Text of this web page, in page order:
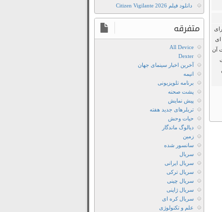
ای
آن‌
2021
دانلود
دوبله
فارسی
فیلم
The
Stairs
2021
دانلود
رايگان
فيلم
The
Stairs
2021
دانلود
زیرنویس
فارسی
فیلم
دانلود فیلم Citizen Vigilante 2026
متفرقه
All Device
Dexter
آخرین اخبار سینمای جهان
انیمه
برنامه تلویزیونی
پشت صحنه
پیش نمایش
تریلرهای جدید هفته
حیات وحش
دیالوگ ماندگار
زمین
سانسور شده
سریال
سریال ایرانی
سریال ترکی
سریال چینی
سریال ژاپنی
سریال کره ای
علم و تکنولوژی